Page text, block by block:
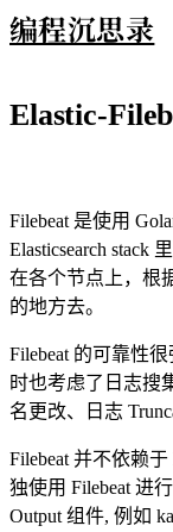
编程沉思录
Elastic-
Filebeat 是使用
Elasticsearch stack
在各个节点上，根
的地方去。
Filebeat 的可靠性
时也考虑了日志搜
名更改、日志
Filebeat 并不依赖
独使用 Filebeat 进
Output 组件, 例如